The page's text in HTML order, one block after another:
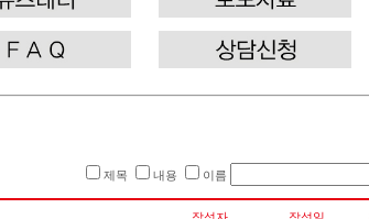
제목 내용 이름